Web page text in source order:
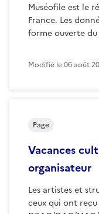
Muséofile est le
France. Les
forme ouverte
Modifié le06 août
Vacances
organisateur
Les artistes et
ceux qui ont
Page